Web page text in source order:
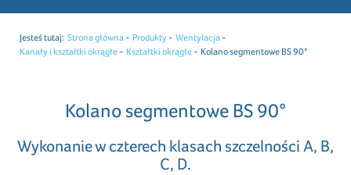
Jesteś tutaj: Strona główna Produkty
Wentylacja
Kanały i ksztaltki okrągłe
Kształtki okrągłe Kolano segmentowe BS 90°
Kolano segmentowe BS 90°
Wykonanie w czterech klasach szczelności A, B,
C, D.